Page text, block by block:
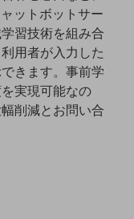
ットボットサー
習技術を組み合
用者が入力した
きます。事前学
実現可能なの
削減とお問い合